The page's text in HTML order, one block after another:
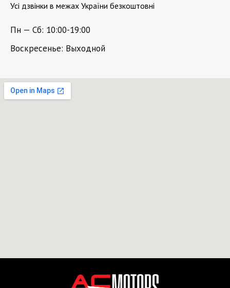
Усі дзвінки в межах України безкоштовні
Пн — Сб: 10:00-19:00
Воскресенье: Выходной